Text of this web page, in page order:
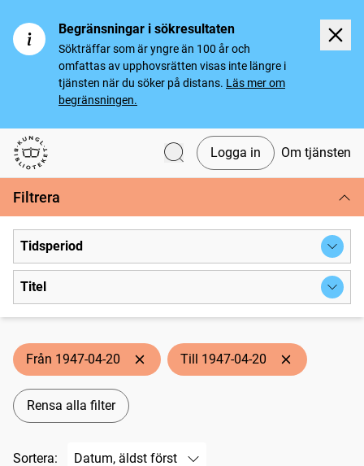
Begränsningar i sökresultaten
Sökträffar som är yngre än 100 år och
omfattas av upphovsrätten visas inte längre i
tjänsten när du söker på distans. Läs mer om
begränsningen.
Svenska tidningar
Logga in Om tjänsten
Filtrera
Tidsperiod
Titel
Från 1947-04-20 Till 1947-04-20
Rensa alla filter
Sortera: